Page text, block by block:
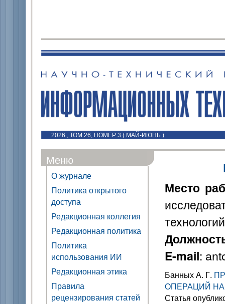
2026 , ТОМ 26, НОМЕР 3 ( МАЙ-ИЮНЬ )
Меню
О журнале
Политика открытого
доступа
Редакционная коллегия
Редакционная политика
Политика
использования ИИ
Редакционная этика
Правила
рецензирования статей
Место
E-mail:
Банных А. Г.
ОПЕРАЦИЙ
Статья